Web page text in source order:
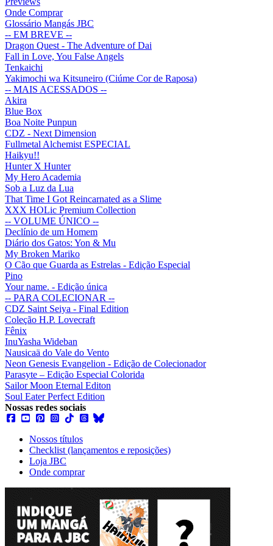
Onde Comprar
Glossário Mangás JBC
-- EM BREVE --
Dragon Quest - The Adventure of Dai
Fall in Love, You False Angels
Tenkaichi
Yakimochi wa Kitsuneiro (Ciúme Cor de Raposa)
-- MAIS ACESSADOS --
Akira
Blue Box
Boa Noite Punpun
CDZ - Next Dimension
Fullmetal Alchemist ESPECIAL
Haikyu!!
Hunter X Hunter
My Hero Academia
Sob a Luz da Lua
That Time I Got Reincarnated as a Slime
XXX HOLic Premium Collection
-- VOLUME ÚNICO --
Declínio de um Homem
Diário dos Gatos: Yon & Mu
My Broken Mariko
O Cão que Guarda as Estrelas - Edição Especial
Pino
Your name. - Edição única
-- PARA COLECIONAR --
CDZ Saint Seiya - Final Edition
Coleção H.P. Lovecraft
Fênix
InuYasha Wideban
Nausicaä do Vale do Vento
Neon Genesis Evangelion - Edição de Colecionador
Parasyte – Edição Especial Colorida
Sailor Moon Eternal Editon
Soul Eater Perfect Edition
Nossas redes sociais
Nossos títulos
Checklist (lançamentos e reposições)
Loja JBC
Onde comprar